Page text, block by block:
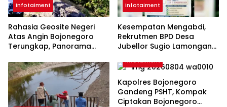
Infotaiment
Rahasia Geosite Negeri
Atas Angin Bojonegoro
Terungkap, Panorama
Bumi
Infotaiment
Kesempatan Mengabdi,
Rekrutmen BPD Desa
Jubellor Sugio Lamongan
Infotaiment
Kapolres Bojonegoro
Gandeng PSHT, Kompak
Ciptakan Bojonegoro